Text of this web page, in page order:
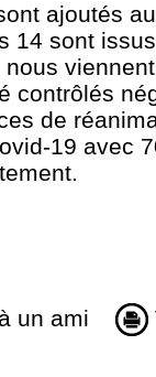
ajoutés
sont
contrôlés
de
19 avec
un ami